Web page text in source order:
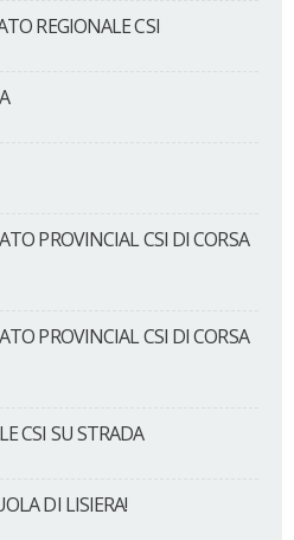
REGIONALE CSI
PROVINCIAL CSI DI CORSA
PROVINCIAL CSI DI CORSA
CSI SU STRADA
DI LISIERA!